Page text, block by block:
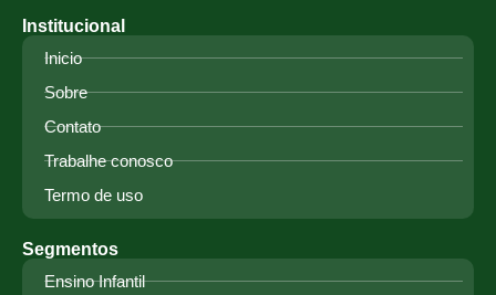
Institucional
Inicio
Sobre
Contato
Trabalhe conosco
Termo de uso
Segmentos
Ensino Infantil